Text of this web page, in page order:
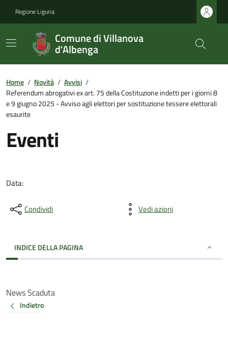
Regione Liguria
Comune di Villanova
d'Albenga
Home / Novità / Avvisi /
Referendum abrogativi ex art. 75 della Costituzione indetti per i giorni 8
e 9 giugno 2025 - Avviso agli elettori per sostituzione tessere elettorali
esaurite
Eventi
Data:
Condividi Vedi azioni
INDICE DELLA PAGINA
News Scaduta
Indietro